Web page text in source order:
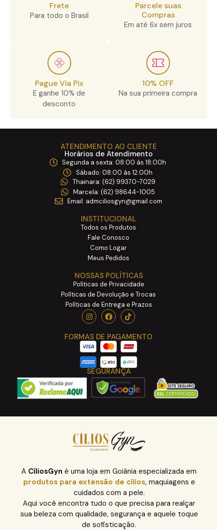
Frete
Para todo o Brasil
Parcele suas
Compras
Em até 6x sem juros
Pague Via Pix
E ganhe 10% de
desconto
10% OFF
Na sua primeira compra
ATENDIMENTO AO CLIENTE
Horários de Atendimento
Segunda a sexta: 08:00 ás 18:00h ​
Sábado: 08:00 ás 12:00h ​
Thainara: (62) 99370-7029 ​
Marcela: (62) 98644-1005 ​
Email: admciliosgyn@gmail.com
INSTITUCIONAL
Todos os Produtos
Fale Conosco
Como Logar
Meus Pedidos
NOSSAS POLÍTICAS
Políticas de Privacidade
Políticas de Devolução e Trocas
Políticas de Entrega e Prazos
FORMAS DE PAGAMENTO
SEGURANÇA
A CíliosGyn é uma loja em Goiânia especializada em
produtos para extensão de cílios, maquiagens e
cuidados com a pele.
Aqui você encontra tudo o que precisa para realçar
sua beleza com qualidade, segurança e aquele toque
de sofisticação.